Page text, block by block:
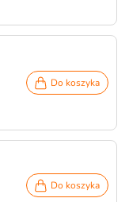
Do koszyka
Do koszyka